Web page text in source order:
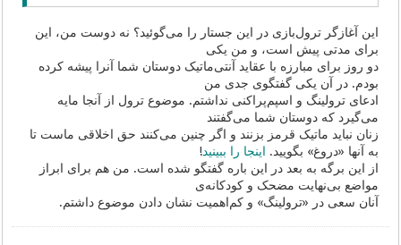
این آغازگر ترول‌بازی در این جستار را می‌گوئید؟ نه دوست من، این
برای مدتی پیش است، و من یکی
دو روز برای مبارزه با عقاید آنتی‌ماتیک دوستان شما آنرا پیشه کرده
بودم. در آن یکی گفتگوی جدی من
ادعای ترولینگ و اسپم‌پراکنی نداشتم. موضوع ترول از آنجا مایه
می‌گیرد که دوستان شما می‌گفتند
زنان نباید ماتیک قرمز بزنند و اگر چنین می‌کنند حق اخلاقی ماست تا
به آنها «دروغ» بگویید. اینجا را ببینید!
از این برگه به بعد در این باره گفتگو شده است. من هم برای ابراز
مواضع بی‌نهایت مضحک و کودکانه‌ی
آنان سعی در «ترولینگ» و کم‌اهمیت نشان دادن موضوع داشتم.